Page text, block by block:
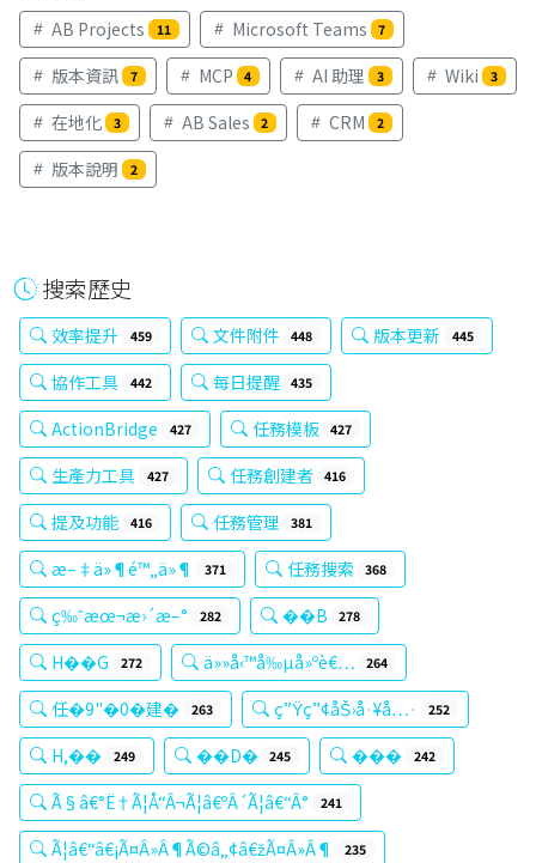
AB Projects 11 Microsoft Teams 7
版本資訊 7 MCP 4 AI 助理 3 Wiki 3
在地化 3 AB Sales 2 CRM 2
版本說明 2
搜索歷史
效率提升 459 文件附件 448 版本更新 445
協作工具 442 每日提醒 435
ActionBridge 427 任務模板 427
生產力工具 427 任務創建者 416
提及功能 416 任務管理 381
æ–‡ä»¶é™„ä»¶ 371 任務搜索 368
ç‰ˆæœ¬æ›´æ–° 282 ��В 278
H��G 272 ä»»å‹™å‰µå»ºè€… 264
任�9"�0�建� 263 ç”Ÿç”¢åŠ›å·¥å…· 252
H,�� 249 ��D� 245 ��� 242
Ã§â€°Ë†Ã¦Å“Â¬Ã¦â€ºÂ´Ã¦â€“Â° 241
Ã¦â€“â€¡Ã¤Â»Â¶Ã©â„¢â€žÃ¤Â»Â¶ 235